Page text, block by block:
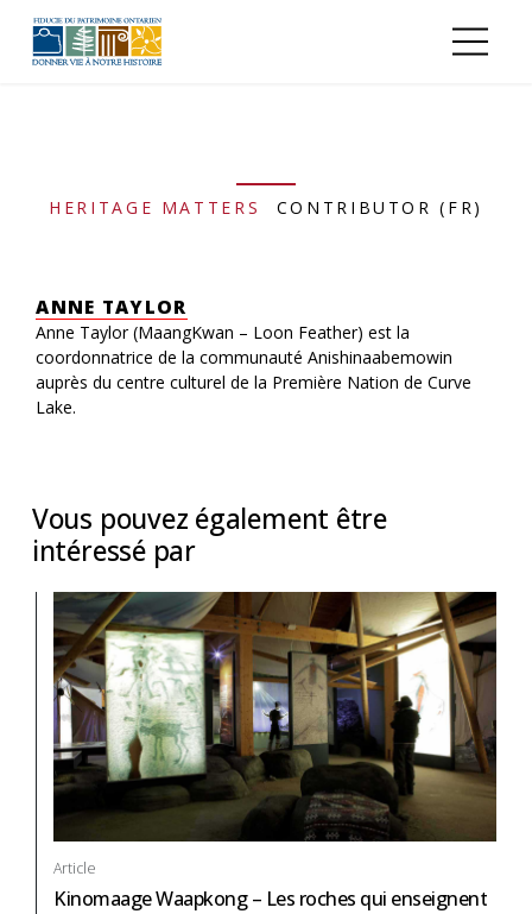
HERITAGE MATTERS CONTRIBUTOR (FR)
ANNE TAYLOR
Anne Taylor (MaangKwan – Loon Feather) est la
coordonnatrice de la communauté Anishinaabemowin
auprès du centre culturel de la Première Nation de Curve
Lake.
Vous pouvez également être
intéressé par
Article
Kinomaage Waapkong – Les roches qui enseignent